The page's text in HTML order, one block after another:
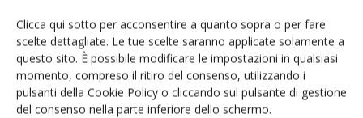
Clicca qui sotto per acconsentire a quanto sopra o per fare
scelte dettagliate. Le tue scelte saranno applicate solamente a
questo sito. È possibile modificare le impostazioni in qualsiasi
momento, compreso il ritiro del consenso, utilizzando i
pulsanti della Cookie Policy o cliccando sul pulsante di gestione
del consenso nella parte inferiore dello schermo.
Iscriviti alle nostre newsletter